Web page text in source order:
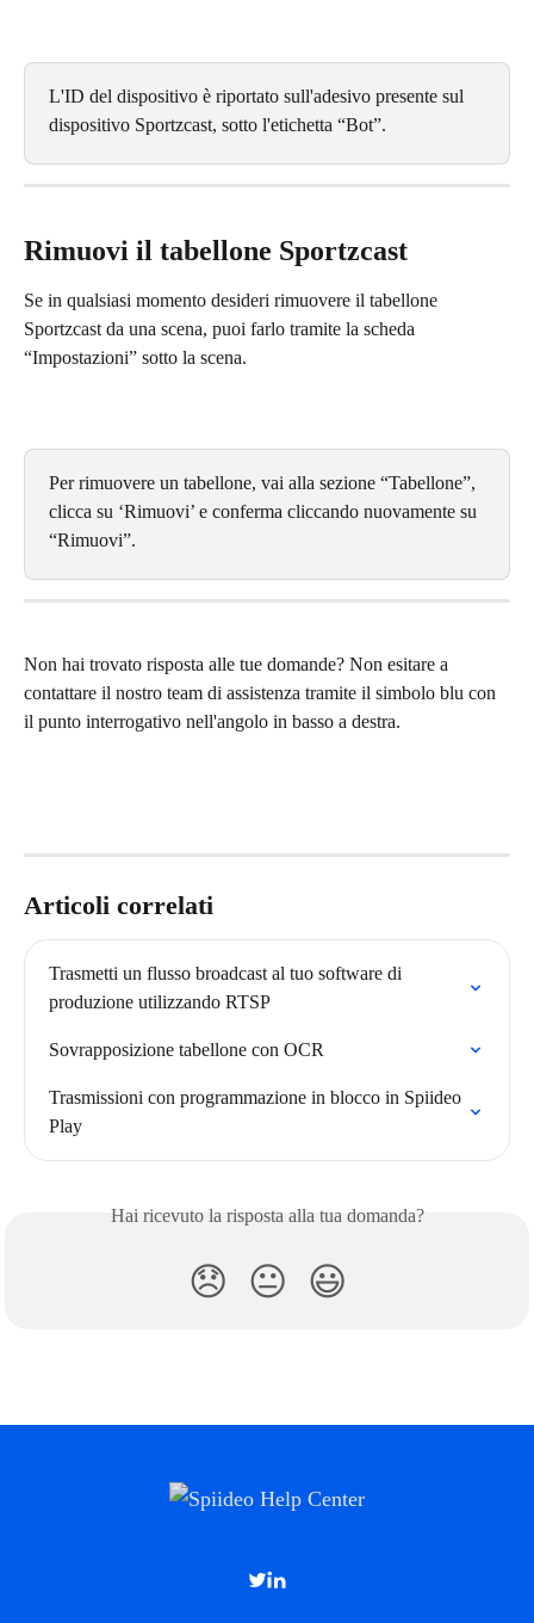
L'ID del dispositivo è riportato sull'adesivo presente sul
dispositivo Sportzcast, sotto l'etichetta “Bot”.
Rimuovi il tabellone Sportzcast
Se in qualsiasi momento desideri rimuovere il tabellone
Sportzcast da una scena, puoi farlo tramite la scheda
“Impostazioni” sotto la scena.
Per rimuovere un tabellone, vai alla sezione “Tabellone”,
clicca su ‘Rimuovi’ e conferma cliccando nuovamente su
“Rimuovi”.
Non hai trovato risposta alle tue domande? Non esitare a
contattare il nostro team di assistenza tramite il simbolo blu con
il punto interrogativo nell'angolo in basso a destra.
Articoli correlati
Trasmetti un flusso broadcast al tuo software di
produzione utilizzando RTSP
Sovrapposizione tabellone con OCR
Trasmissioni con programmazione in blocco in Spiideo
Play
Hai ricevuto la risposta alla tua domanda?
😞 😐 😃